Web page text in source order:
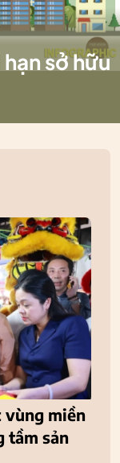
sở hữu
vùng miền
tầm sản